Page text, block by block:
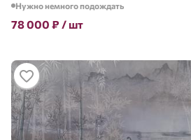
Нужно немного подождать
78 000 ₽ / шт